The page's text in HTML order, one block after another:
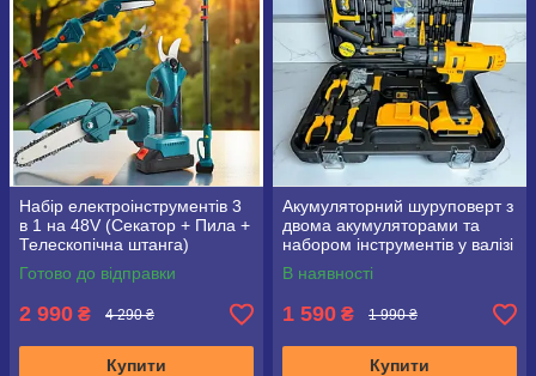
Набір електроінструментів 3
в 1 на 48V (Секатор + Пила +
Телескопічна штанга)
Готово до відправки
2 990 ₴ 4 290 ₴
Купити
Акумуляторний шуруповерт з
двома акумуляторами та
набором інструментів у валізі
В наявності
1 590 ₴ 1 990 ₴
Купити